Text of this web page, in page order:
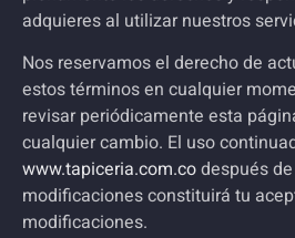
adquieres al utilizar nuestros
Nos reservamos el derecho de
estos términos en cualquier
revisar periódicamente esta
cualquier cambio. El uso
www.tapiceria.com.codespués
modificaciones constituirá tu
modificaciones.